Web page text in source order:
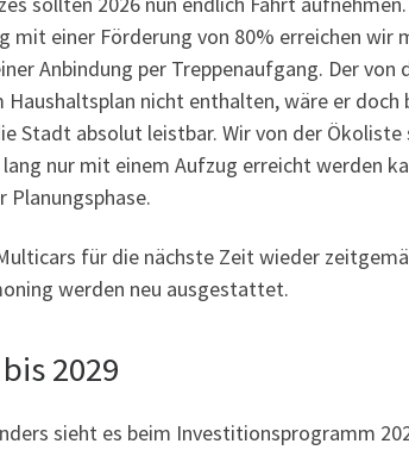
einer Förderung von 80% erreichen wir
Anbindung per Treppenaufgang. Der von
nicht enthalten, wäre er doch
Stadt absolut leistbar. Wir von der Ökoliste
nur mit einem Aufzug erreicht werden
Planungsphase.
für die nächste Zeit wieder
werden neu ausgestattet.
2029
sieht es beim Investitionsprogramm